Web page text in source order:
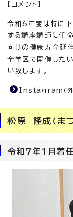
【コメント】
令和6年度は特に下
する講座講師に任
向けの健康寿命延
全学区で開催した
い致します。
Instagram （
松原 隆成（ま
令和7年1月着任